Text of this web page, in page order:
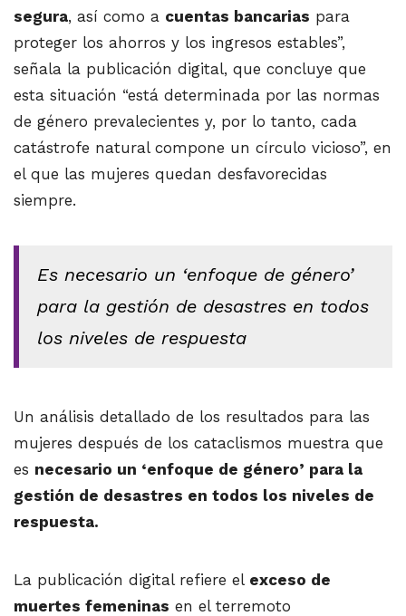
segura, así como a cuentas bancarias para
proteger los ahorros y los ingresos estables”,
señala la publicación digital, que concluye que
esta situación “está determinada por las normas
de género prevalecientes y, por lo tanto, cada
catástrofe natural compone un círculo vicioso”, en
el que las mujeres quedan desfavorecidas
siempre.
Es necesario un ‘enfoque de género’
para la gestión de desastres en todos
los niveles de respuesta
Un análisis detallado de los resultados para las
mujeres después de los cataclismos muestra que
es necesario un ‘enfoque de género’ para la
gestión de desastres en todos los niveles de
respuesta.
La publicación digital refiere el exceso de
muertes femeninas en el terremoto